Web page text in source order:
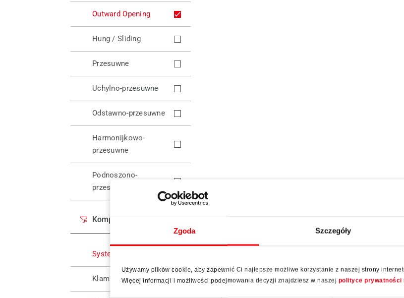
Zgoda Szczegóły
Używamy plików cookie, aby zapewnić Ci najlepsze możliwe korzystanie z naszej strony
Więcej informacji i możliwości podejmowania decyzji znajdziesz w naszej polityce prywatności i
Outward Opening
Hung / Sliding
Przesuwne
Uchylno-przesuwne
Odstawno-przesuwne
Harmonijkowo-
przesuwne
Podnoszono-
przesuwne
Komponenty
Systemy okuć
Klamki